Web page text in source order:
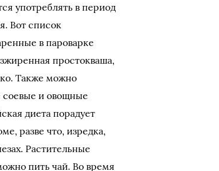
употреблять в период
Вот список
в пароварке
простокваша,
Также можно
соевые и овощные
диета порадует
разве что, изредка,
Растительные
пить чай. Во время